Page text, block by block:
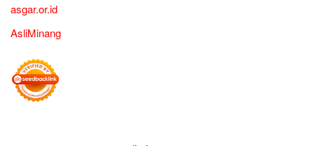
asgar.or.id
AsliMinang